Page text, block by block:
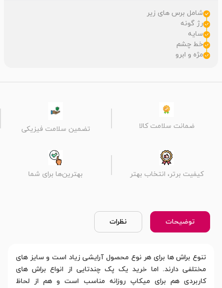
شامل برس های زیر
رژ گونه
سایه
خط چشم
مژه و ابرو
ضمانت سلامت کالا تضمین سلامت فیزیکی
کیفیت برتر، انتخاب بهتر بهترین‌ها برای شما
توضیحات نظرات
تنوع براش ها برای هر نوع محصول آرایشی زیاد است و سایز های
مختلفی دارند. اما خرید یک پک چندتایی از انواع براش های
کاربردی هم برای میکاپ روزانه مناسب است و هم از لحاظ